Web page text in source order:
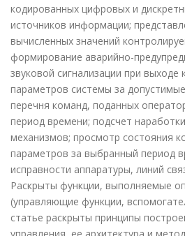
кодированных цифровых и
источников информации;
вычисленных значений
формирование аварийно-
звуковой сигнализации при выходе
параметров системы за
перечня команд, поданных
период времени; подсчет
механизмов; просмотр состояния
параметров за выбранный период
исправности аппаратуры, линий
Раскрыты функции, выполняемые
(управляющие функции,
статье раскрыты принципы